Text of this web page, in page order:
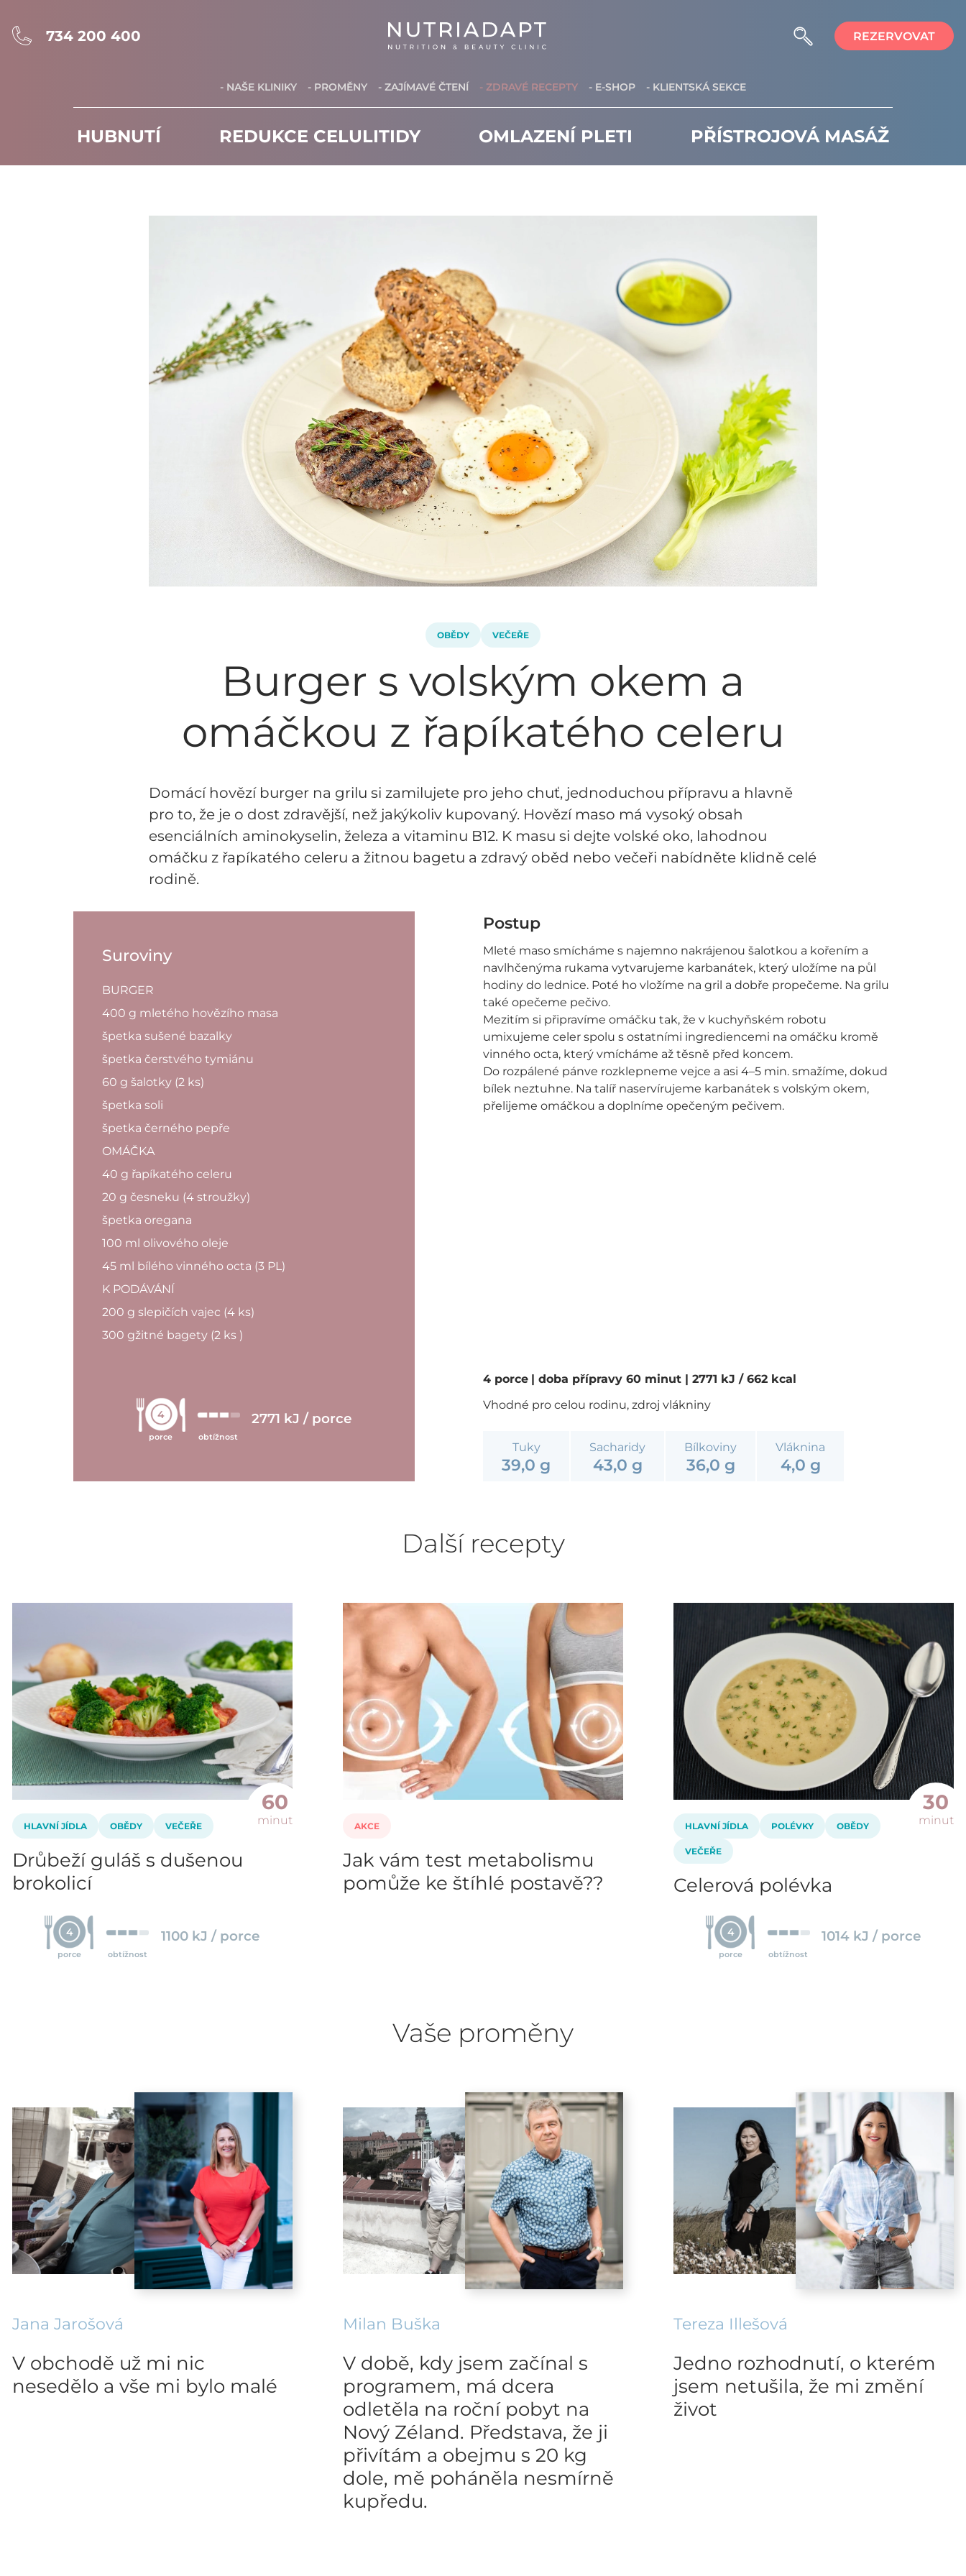
734 200 400 REZERVOVAT
- NAŠE KLINIKY - PROMĚNY - ZAJÍMAVÉ ČTENÍ - ZDRAVÉ RECEPTY - E-SHOP - KLIENTSKÁ SEKCE
HUBNUTÍ REDUKCE CELULITIDY OMLAZENÍ PLETI PŘÍSTROJOVÁ MASÁŽ
OBĚDY VEČEŘE
Burger s volským okem a
omáčkou z řapíkatého celeru
Domácí hovězí burger na grilu si zamilujete pro jeho chuť, jednoduchou přípravu a hlavně
pro to, že je o dost zdravější, než jakýkoliv kupovaný. Hovězí maso má vysoký obsah
esenciálních aminokyselin, železa a vitaminu B12. K masu si dejte volské oko, lahodnou
omáčku z řapíkatého celeru a žitnou bagetu a zdravý oběd nebo večeři nabídněte klidně celé
rodině.
Suroviny
BURGER
400 g mletého hovězího masa
špetka sušené bazalky
špetka čerstvého tymiánu
60 g šalotky (2 ks)
špetka soli
špetka černého pepře
OMÁČKA
40 g řapíkatého celeru
20 g česneku (4 stroužky)
špetka oregana
100 ml olivového oleje
45 ml bílého vinného octa (3 PL)
K PODÁVÁNÍ
200 g slepičích vajec (4 ks)
300 gžitné bagety (2 ks )
4
porce obtížnost
2771 kJ / porce
Postup
Mleté maso smícháme s najemno nakrájenou šalotkou a kořením a
navlhčenýma rukama vytvarujeme karbanátek, který uložíme na půl
hodiny do lednice. Poté ho vložíme na gril a dobře propečeme. Na grilu
také opečeme pečivo.
Mezitím si připravíme omáčku tak, že v kuchyňském robotu
umixujeme celer spolu s ostatními ingrediencemi na omáčku kromě
vinného octa, který vmícháme až těsně před koncem.
Do rozpálené pánve rozklepneme vejce a asi 4–5 min. smažíme, dokud
bílek neztuhne. Na talíř naservírujeme karbanátek s volským okem,
přelijeme omáčkou a doplníme opečeným pečivem.
4 porce | doba přípravy 60 minut | 2771 kJ / 662 kcal
Vhodné pro celou rodinu, zdroj vlákniny
Tuky
39,0 g
Sacharidy
43,0 g
Bílkoviny
36,0 g
Vláknina
4,0 g
Další recepty
60
minut
HLAVNÍ JÍDLA OBĚDY VEČEŘE
Drůbeží guláš s dušenou
brokolicí
4
porce obtížnost
1100 kJ / porce
AKCE
Jak vám test metabolismu
pomůže ke štíhlé postavě??
30
minut
HLAVNÍ JÍDLA POLÉVKY OBĚDY
VEČEŘE
Celerová polévka
4
porce obtížnost
1014 kJ / porce
Vaše proměny
Jana Jarošová
V obchodě už mi nic
nesedělo a vše mi bylo malé
Milan Buška
V době, kdy jsem začínal s
programem, má dcera
odletěla na roční pobyt na
Nový Zéland. Představa, že ji
přivítám a obejmu s 20 kg
dole, mě poháněla nesmírně
kupředu.
Tereza Illešová
Jedno rozhodnutí, o kterém
jsem netušila, že mi změní
život